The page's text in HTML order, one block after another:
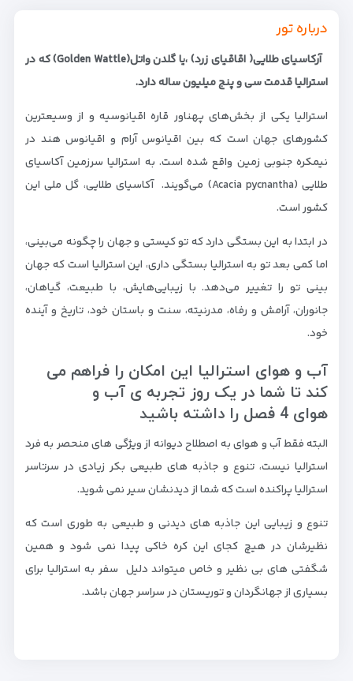
درباره تور
آرکاسیای طلایی( اقاقیای زرد) ،یا گلدن واتل(Golden Wattle) که در
استرالیا قدمت سی و پنج میلیون ساله دارد.
استرالیا یکی از بخش‌های پهناور قاره اقیانوسیه و از وسیعترین
کشورهای جهان است که بین اقیانوس آرام و اقیانوس هند در
نیمکره جنوبی زمین واقع شده است. به استرالیا سرزمین آکاسیای
طلایی (Acacia pycnantha) می‌گویند. آکاسیای طلایی، گل ملی این
کشور است.
در ابتدا به این بستگی دارد که تو کیستی و جهان را چگونه می‌بینی،
اما کمی بعد تو به استرالیا بستگی داری، این استرالیا است که جهان
بینی تو را تغییر می‌دهد. با زیبایی‌هایش، با طبیعت، گیاهان،
جانوران، آرامش و رفاه، مدرنیته، سنت و باستان خود، تاریخ و آینده
خود.
آب و هوای استرالیا این امکان را فراهم می
کند تا شما در یک روز تجربه ی آب و
هوای 4 فصل را داشته باشید
البته فقط آب و هوای به اصطلاح دیوانه از ویژگی های منحصر به فرد
استرالیا نیست، تنوع و جاذبه های طبیعی بکر زیادی در سرتاسر
استرالیا پراکنده است که شما از دیدنشان سیر نمی شوید.
تنوع و زیبایی این جاذبه های دیدنی و طبیعی به طوری است که
نظیرشان در هیچ کجای این کره خاکی پیدا نمی شود و همین
شگفتی های بی نظیر و خاص میتواند دلیل سفر به استرالیا برای
بسیاری از جهانگردان و توریستان در سراسر جهان باشد.